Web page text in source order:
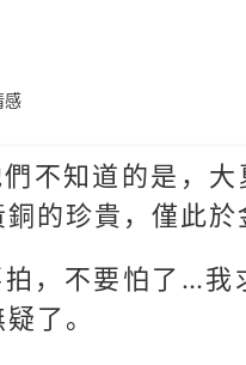
感
們不知道的是，
的珍貴，僅此於
拍，不要怕了…
了。